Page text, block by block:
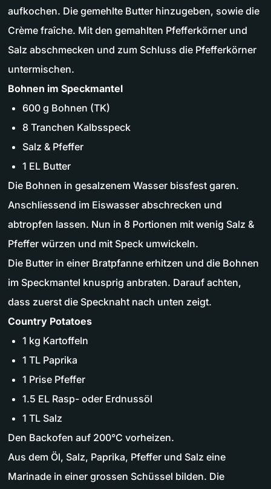
aufkochen. Die gemehlte Butter hinzugeben, sowie die
Crème fraîche. Mit den gemahlten Pfefferkörner und
Salz abschmecken und zum Schluss die Pfefferkörner
untermischen.
Bohnen im Speckmantel
600 g Bohnen (TK)
8 Tranchen Kalbsspeck
Salz & Pfeffer
1 EL Butter
Die Bohnen in gesalzenem Wasser bissfest garen.
Anschliessend im Eiswasser abschrecken und
abtropfen lassen. Nun in 8 Portionen mit wenig Salz &
Pfeffer würzen und mit Speck umwickeln.
Die Butter in einer Bratpfanne erhitzen und die Bohnen
im Speckmantel knusprig anbraten. Darauf achten,
dass zuerst die Specknaht nach unten zeigt.
Country Potatoes
1 kg Kartoffeln
1 TL Paprika
1 Prise Pfeffer
1.5 EL Rasp- oder Erdnussöl
1 TL Salz
Den Backofen auf 200°C vorheizen.
Aus dem Öl, Salz, Paprika, Pfeffer und Salz eine
Marinade in einer grossen Schüssel bilden. Die